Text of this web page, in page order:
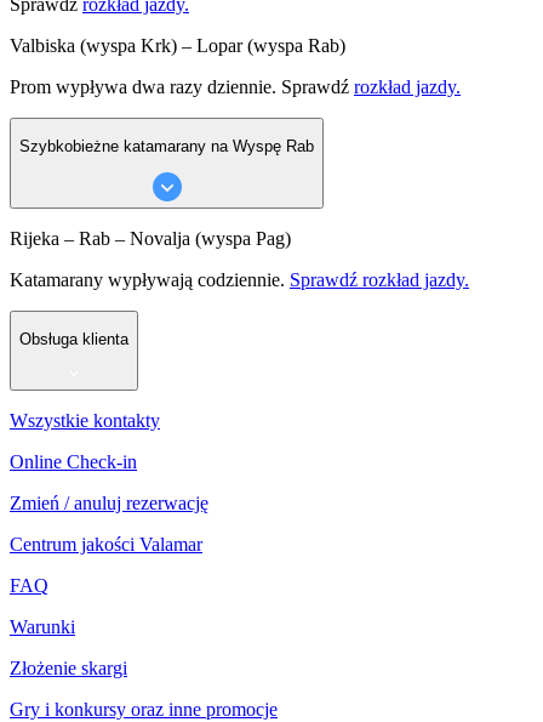
Sprawdź rozkład jazdy.
Valbiska (wyspa Krk) – Lopar (wyspa Rab)
Prom wypływa dwa razy dziennie. Sprawdź rozkład jazdy.
Szybkobieżne katamarany na Wyspę Rab
Rijeka – Rab – Novalja (wyspa Pag)
Katamarany wypływają codziennie. Sprawdź rozkład jazdy.
Obsługa klienta
Wszystkie kontakty
Online Check-in
Zmień / anuluj rezerwację
Centrum jakości Valamar
FAQ
Warunki
Złożenie skargi
Gry i konkursy oraz inne promocje